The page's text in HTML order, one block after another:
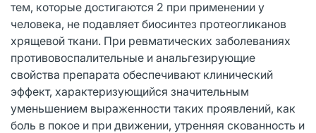
тем, которые достигаются 2 при применении у
человека, не подавляет биосинтез протеогликанов
хрящевой ткани. При ревматических заболеваниях
противовоспалительные и анальгезирующие
свойства препарата обеспечивают клинический
эффект, характеризующийся значительным
уменьшением выраженности таких проявлений, как
боль в покое и при движении, утренняя скованность и